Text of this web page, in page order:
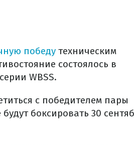
победу техническим
состоялось в
WBSS.
с победителем пары
боксировать 30